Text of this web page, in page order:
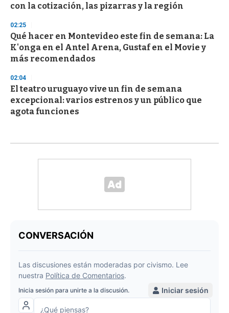
con la cotización, las pizarras y la región
02:25
Qué hacer en Montevideo este fin de semana: La
K'onga en el Antel Arena, Gustaf en el Movie y
más recomendados
02:04
El teatro uruguayo vive un fin de semana
excepcional: varios estrenos y un público que
agota funciones